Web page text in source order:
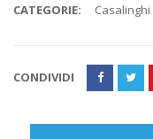
CATEGORIE: Casalinghi
CONDIVIDI